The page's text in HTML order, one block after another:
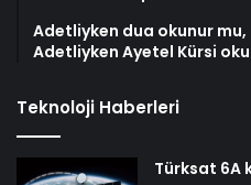
Adetliyken dua okunur
Adetliyken Ayetel Kürsi
Teknoloji Haberleri
Türksat 6A